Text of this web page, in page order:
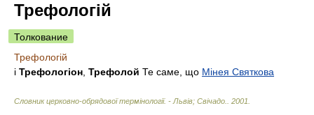
Трефологій
Толкование
Трефологій
і Трефологіон Трефолой Те саме, що Мінея Святкова
Словник церковно-обрядової термінології. - Львів; Свічадо. 2001